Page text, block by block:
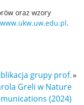
oraz wzory
www.ukw.uw.edu.pl.
grupy prof.
Greli w Nature
(2024)
»